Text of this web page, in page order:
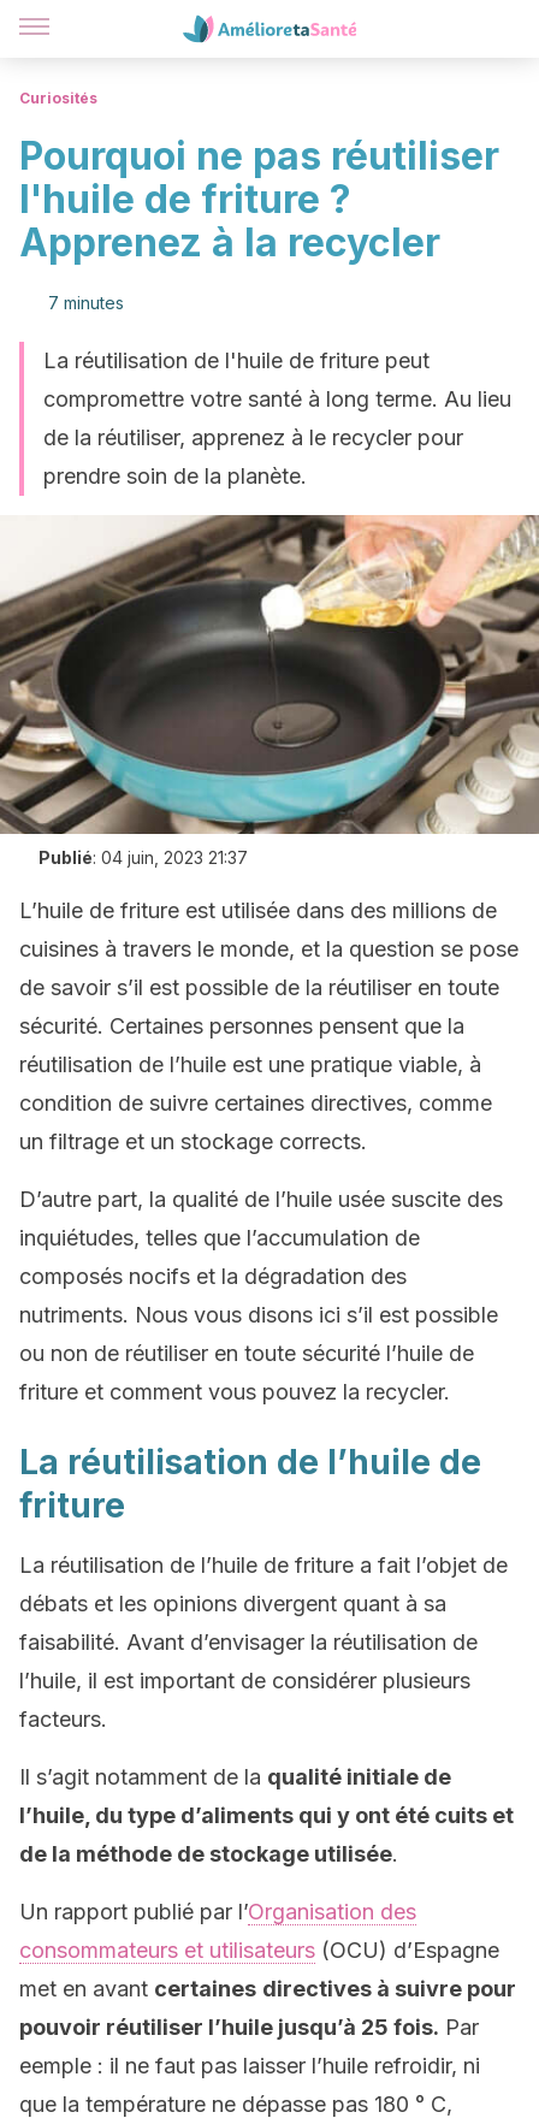
Curiosités
Pourquoi ne pas réutiliser
l'huile de friture ?
Apprenez à la recycler
7 minutes
La réutilisation de l'huile de friture peut
compromettre votre santé à long terme. Au lieu
de la réutiliser, apprenez à le recycler pour
prendre soin de la planète.
Publié: 04 juin, 2023 21:37
L’huile de friture est utilisée dans des millions de
cuisines à travers le monde, et la question se pose
de savoir s’il est possible de la réutiliser en toute
sécurité. Certaines personnes pensent que la
réutilisation de l’huile est une pratique viable, à
condition de suivre certaines directives, comme
un filtrage et un stockage corrects.
D’autre part, la qualité de l’huile usée suscite des
inquiétudes, telles que l’accumulation de
composés nocifs et la dégradation des
nutriments. Nous vous disons ici s’il est possible
ou non de réutiliser en toute sécurité l’huile de
friture et comment vous pouvez la recycler.
La réutilisation de l’huile de
friture
La réutilisation de l’huile de friture a fait l’objet de
débats et les opinions divergent quant à sa
faisabilité. Avant d’envisager la réutilisation de
l’huile, il est important de considérer plusieurs
facteurs.
Il s’agit notamment de la qualité initiale de
l’huile, du type d’aliments qui y ont été cuits et
de la méthode de stockage utilisée.
Un rapport publié par l’Organisation des
consommateurs et utilisateurs (OCU) d’Espagne
met en avant certaines directives à suivre pour
pouvoir réutiliser l’huile jusqu’à 25 fois. Par
eemple : il ne faut pas laisser l’huile refroidir, ni
que la température ne dépasse pas 180 ° C,